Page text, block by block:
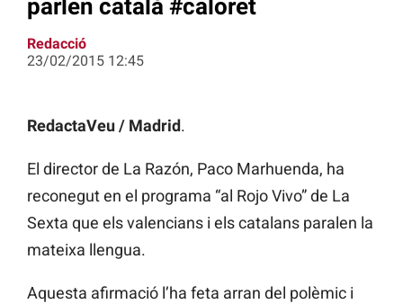
parlen català #caloret
Redacció
23/02/2015 12:45
RedactaVeu / Madrid.
El director de La Razón, Paco Marhuenda, ha
reconegut en el programa “al Rojo Vivo” de La
Sexta que els valencians i els catalans paralen la
mateixa llengua.
Aquesta afirmació l’ha feta arran del polèmic i